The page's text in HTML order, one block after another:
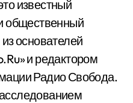
известный
общественный
основателей
и редактором
Радио Свобода.